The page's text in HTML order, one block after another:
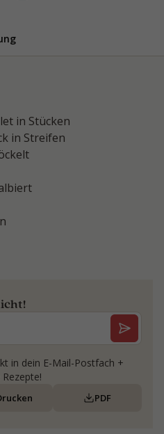
in Stücken
in Streifen
in dein E-Mail-Postfach +
PDF